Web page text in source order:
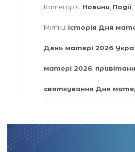
Категорія: Новини, Події,
Мітки: історія Дня
День матері 2026
матері 2026,
святкування Дня